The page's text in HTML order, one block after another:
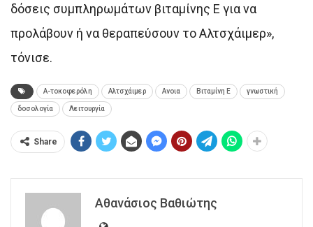
δόσεις συμπληρωμάτων βιταμίνης Ε για να
προλάβουν ή να θεραπεύσουν το Αλτσχάιμερ»,
τόνισε.
Α-τοκοφερόλη Αλτσχάιμερ Ανοια Βιταμίνη Ε γνωστική
δοσολογία Λειτουργία
Share
Αθανάσιος Βαθιώτης